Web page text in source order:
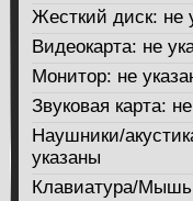
Жесткий диск: не
Видеокарта: не
Монитор: не
Звуковая карта:
Наушники/
указаны
Клавиатура/